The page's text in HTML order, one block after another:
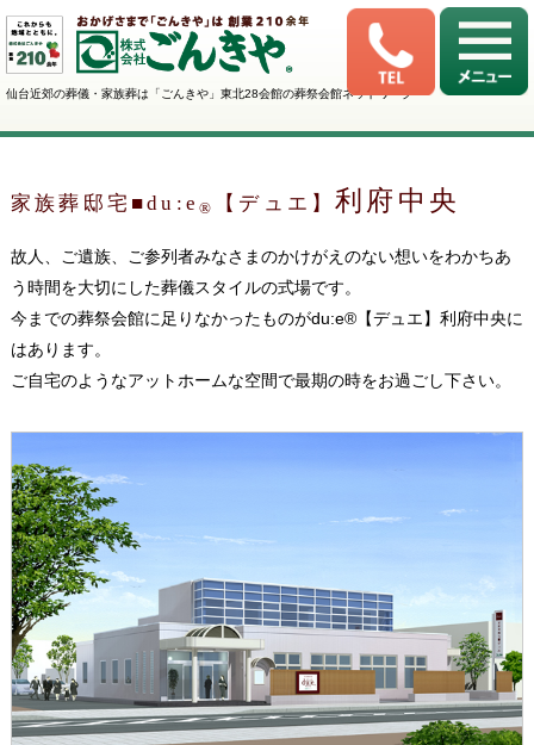
仙台近郊の葬儀・家族葬は「ごんきや」東北28会館の葬祭会館ネットワーク
家族葬邸宅■du:e ® 【デュエ】利府中央
故人、ご遺族、ご参列者みなさまのかけがえのない想いをわかちあ
う時間を大切にした葬儀スタイルの式場です。
今までの葬祭会館に足りなかったものがdu:e®【デュエ】利府中央に
はあります。
ご自宅のようなアットホームな空間で最期の時をお過ごし下さい。